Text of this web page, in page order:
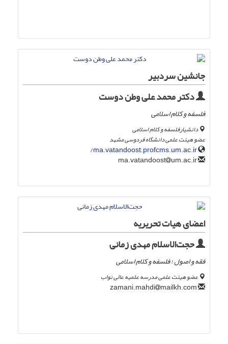
جانشین سردبیر
دکتر محمد علی وطن دوست
فلسفه و کلام اسلامی
دانشیارفلسفه و کلام اسلامی
عضو هیئت علمی دانشگاه فردوسی مشهد
ma.vatandoost.profcms.um.ac.ir/
um.ac.ir
اعضای هیات تحریریه
حجت‌الاسلام مهدی زمانی
فقه و اصول ؛ فلسفه و کلام اسلامی
عضو هیئت علمی مدرسه علمیه عالی نواب
mailkh.com